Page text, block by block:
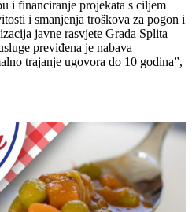
i financiranje projekata s ciljem
i smanjenja troškova za pogon i
javne rasvjete Grada Splita
previđena je nabava
trajanje ugovora do 10 godina​”,